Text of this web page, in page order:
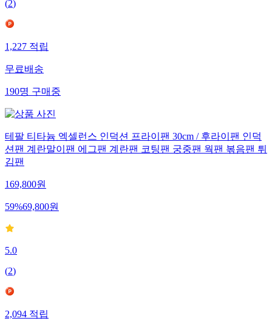
(2)
1,227적립
무료배송
190명구매중
테팔 티타늄 엑셀런스 인덕션 프라이팬 30cm / 후라이팬 인덕
션팬 계란말이팬 에그팬 계란팬 코팅팬 궁중팬 웍팬 볶음팬 튀
김팬
169,800원
59%69,800원
5.0
(2)
2,094적립